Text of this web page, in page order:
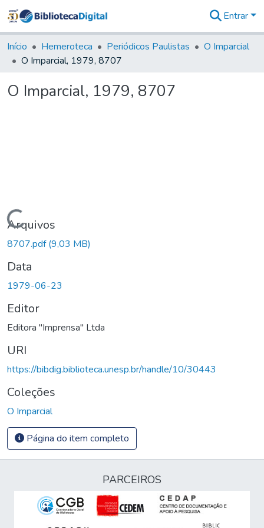
&
Coleções
Tudo na
Digital
Entrar
Início Hemeroteca Periódicos Paulistas
O Imparcial
O Imparcial, 1979, 8707
O Imparcial, 1979, 8707
Carregando...
Arquivos
8707.pdf(9,03 MB)
Data
1979-06-23
Editor
Editora "Imprensa" Ltda
URI
https://bibdig.biblioteca.unesp.br/handle/10/30443
Coleções
O Imparcial
Página do item completo
PARCEIROS